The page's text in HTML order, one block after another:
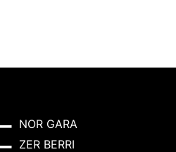
NOR GARA
ZER BERRI